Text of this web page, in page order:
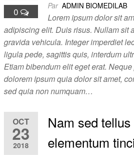
0 Par ADMIN BIOMEDILAB
Lorem ipsum dolor sit
adipiscing elit. Duis risus. Nullam sit
gravida vehicula. Integer imperdiet
ligula pede, sagittis quis, interdum
Etiam bibendum elit eget erat.
dolorem ipsum quia dolor sit amet,
sed quia non numquam…
OCT
23
2018
Nam sed
elementum